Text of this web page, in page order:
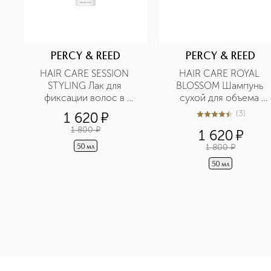
PERCY & REED
HAIR CARE SESSION
STYLING Лак для
фиксации волос в
дорожном формате
1 620¤
1 800 ¤
50 мл
PERCY & REED
HAIR CARE ROYAL
BLOSSOM Шампунь
сухой для объема
волос в дорожном
4.7 из53 (3)
1 620¤
1 800 ¤
50 мл